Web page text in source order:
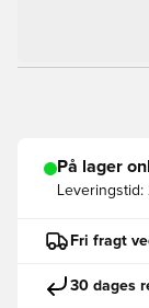
På lager
Leveringstid:
Fri fragt
30 dages